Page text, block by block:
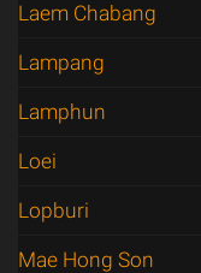
Laem Chabang
Lampang
Lamphun
Loei
Lopburi
Mae Hong Son